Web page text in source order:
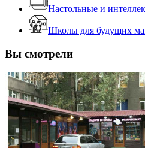
Настольные и
Школы для будущих
Вы смотрели